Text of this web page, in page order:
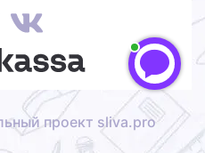
проект sliva.pro